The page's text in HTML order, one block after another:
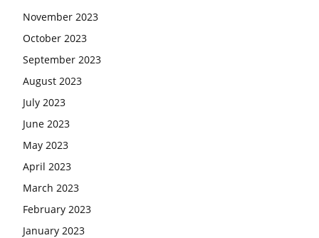
November 2023
October 2023
September 2023
August 2023
July 2023
June 2023
May 2023
April 2023
March 2023
February 2023
January 2023